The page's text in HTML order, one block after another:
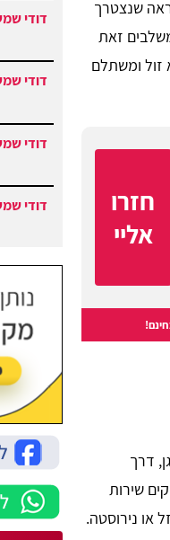
שנצטרך
זאת
זול ומשתלם
חזרו
אליי
דרך
שירות
או נירוסטה.
דודי
דודי
דודי
דודי